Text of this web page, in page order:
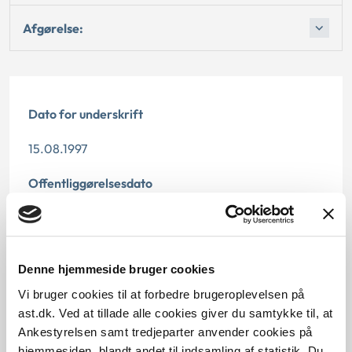
Denne hjemmeside bruger cookies
Vi bruger cookies til at forbedre brugeroplevelsen på
ast.dk. Ved at tillade alle cookies giver du samtykke til, at
Ankestyrelsen samt tredjeparter anvender cookies på
Afgørelse:
Dato for underskrift
15.08.1997
Offentliggørelsesdato
12.07.2013
§ 2 § 3
Journalnummer